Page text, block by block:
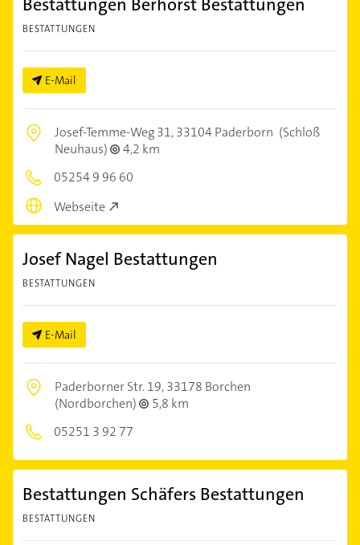
BESTATTUNGEN
E-Mail
Josef-Temme-Weg 31,33104 Paderborn (Schloß
Neuhaus)
4,2 km
05254 9 96 60
Webseite
Josef Nagel Bestattungen
BESTATTUNGEN
E-Mail
Paderborner Str. 19,33178 Borchen
(Nordborchen)
5,8 km
05251 3 92 77
Bestattungen Schäfers Bestattungen
BESTATTUNGEN